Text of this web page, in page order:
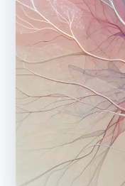
Попередній
потрібний.
зіскрібки.
виконує